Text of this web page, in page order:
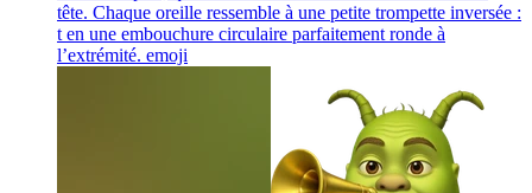
tête. Chaque oreille ressemble à une petite trompette inversée :
t en une embouchure circulaire parfaitement ronde à
l’extrémité. emoji